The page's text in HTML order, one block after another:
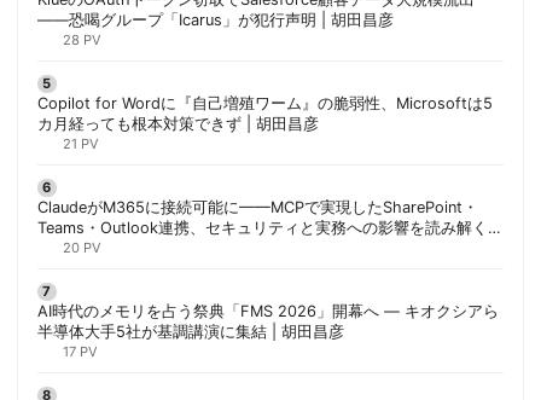
——恐喝グループ「Icarus」が犯行声明 | 胡田昌彦
28 PV
Copilot for Wordに『自己増殖ワーム』の脆弱性、Microsoftは5
カ月経っても根本対策できず | 胡田昌彦
21 PV
ClaudeがM365に接続可能に——MCPで実現したSharePoint・
Teams・Outlook連携、セキュリティと実務への影響を読み解く |
胡田昌彦
20 PV
AI時代のメモリを占う祭典「FMS 2026」開幕へ ― キオクシアら
半導体大手5社が基調講演に集結 | 胡田昌彦
17 PV